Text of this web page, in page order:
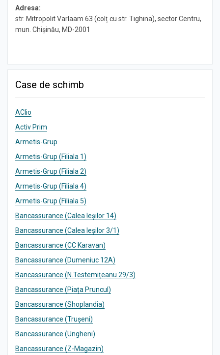
Adresa:
str. Mitropolit Varlaam 63 (colț cu str. Tighina), sector Centru,
mun. Chișinău, MD-2001
Case de schimb
AClio
Activ Prim
Armetis-Grup
Armetis-Grup (Filiala 1)
Armetis-Grup (Filiala 2)
Armetis-Grup (Filiala 4)
Armetis-Grup (Filiala 5)
Bancassurance (Calea Ieșilor 14)
Bancassurance (Calea Ieșilor 3/1)
Bancassurance (CC Karavan)
Bancassurance (Dumeniuc 12A)
Bancassurance (N.Testemițeanu 29/3)
Bancassurance (Piața Pruncul)
Bancassurance (Shoplandia)
Bancassurance (Trușeni)
Bancassurance (Ungheni)
Bancassurance (Z-Magazin)